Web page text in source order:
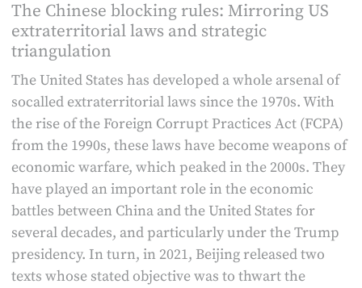
The Chinese blocking rules: Mirroring US
extraterritorial laws and strategic
triangulation
The United States has developed a whole arsenal of
socalled extraterritorial laws since the 1970s. With
the rise of the Foreign Corrupt Practices Act (FCPA)
from the 1990s, these laws have become weapons of
economic warfare, which peaked in the 2000s. They
have played an important role in the economic
battles between China and the United States for
several decades, and particularly under the Trump
presidency. In turn, in 2021, Beijing released two
texts whose stated objective was to thwart the